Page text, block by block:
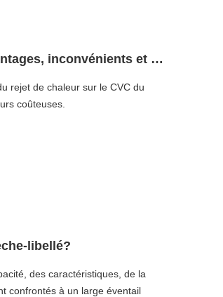
Lyophilisateur refroidi par air ou refroidi par eau : avantages, inconvénients et meilleurs cas d'utilisation
rejet de chaleur sur le CVC du
coûteuses.
libellé?
des caractéristiques, de la
confrontés à un large éventail